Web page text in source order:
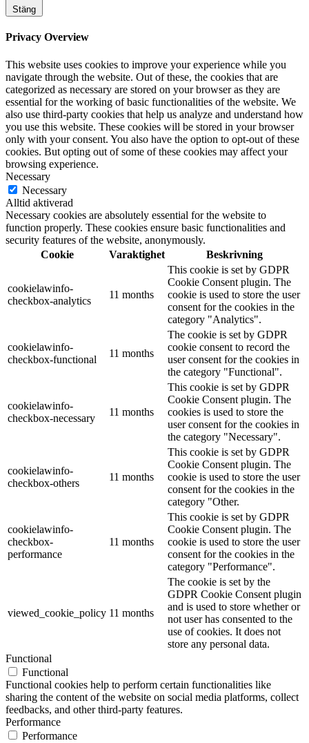
Stäng
Privacy Overview
This website uses cookies to improve your experience while you
navigate through the website. Out of these, the cookies that are
categorized as necessary are stored on your browser as they are
essential for the working of basic functionalities of the website. We
also use third-party cookies that help us analyze and understand how
you use this website. These cookies will be stored in your browser
only with your consent. You also have the option to opt-out of these
cookies. But opting out of some of these cookies may affect your
browsing experience.
Necessary
Necessary
Alltid aktiverad
Necessary cookies are absolutely essential for the website to
function properly. These cookies ensure basic functionalities and
security features of the website, anonymously.
Cookie
Varaktighet Beskrivning
cookielawinfo-
checkbox-analytics
11 months
This cookie is set by GDPR
Cookie Consent plugin. The
cookie is used to store the user
consent for the cookies in the
category "Analytics".
cookielawinfo-
checkbox-functional
11 months
The cookie is set by GDPR
cookie consent to record the
user consent for the cookies in
the category "Functional".
cookielawinfo-
checkbox-necessary
11 months
This cookie is set by GDPR
Cookie Consent plugin. The
cookies is used to store the
user consent for the cookies in
the category "Necessary".
cookielawinfo-
checkbox-others
11 months
This cookie is set by GDPR
Cookie Consent plugin. The
cookie is used to store the user
consent for the cookies in the
category "Other.
cookielawinfo-
checkbox-
performance
11 months
This cookie is set by GDPR
Cookie Consent plugin. The
cookie is used to store the user
consent for the cookies in the
category "Performance".
viewed_cookie_policy 11 months
The cookie is set by the
GDPR Cookie Consent plugin
and is used to store whether or
not user has consented to the
use of cookies. It does not
store any personal data.
Functional
Functional
Functional cookies help to perform certain functionalities like
sharing the content of the website on social media platforms, collect
feedbacks, and other third-party features.
Performance
Performance